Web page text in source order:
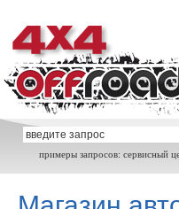
примеры запросов: сервисный